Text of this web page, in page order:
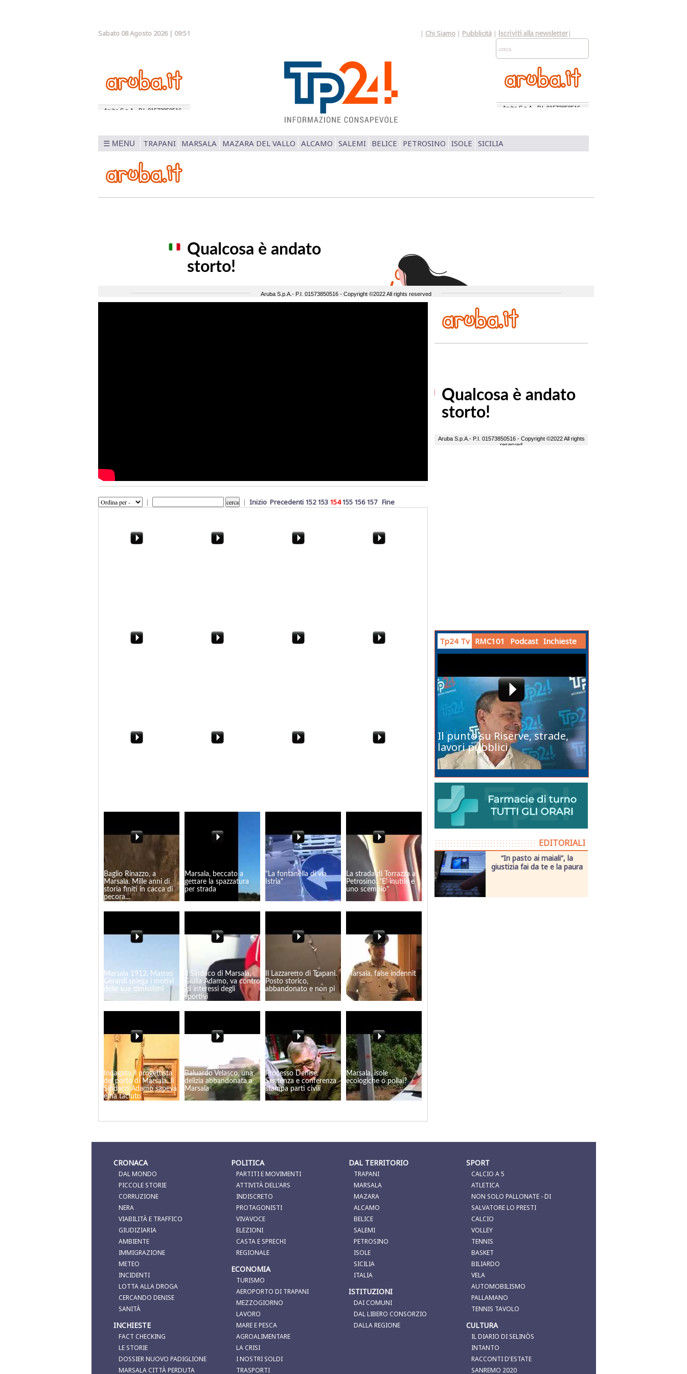
Sabato 08 Agosto 2026 | 09:51 | Chi Siamo | Pubblicità | Iscriviti alla newsletter |
☰ MENU TRAPANI MARSALA MAZARA DEL VALLO ALCAMO SALEMI BELICE PETROSINO ISOLE SICILIA
| | Inizio Precedenti 152 153 154 155 156 157 Fine
Baglio Rinazzo, a
Marsala. Mille anni di
storia finiti in cacca di
pecora...
Marsala, beccato a
gettare la spazzatura
per strada
"La fontanella di via
Istria"
La strada di Torrazza a
Petrosino. "E' inutile e
uno scempio"
Marsala 1912. Matteo
Gerardi spiega i motivi
delle sue dimissioni
Il Sindaco di Marsala,
Giulia Adamo, va contro
gli interessi degli
sportivi
Il Lazzaretto di Trapani.
Posto storico,
abbandonato e non pi
Marsala, false indennit
Indagato il progettista
del porto di Marsala. Il
Sindaco Adamo sapeva
e ha taciuto
Baluardo Velasco, una
delizia abbandonata a
Marsala
Processo Denise.
Sentenza e conferenza
stampa parti civili
Marsala, isole
ecologiche o pollai?
Tp24 Tv RMC101 Podcast Inchieste
Il punto su Riserve, strade,
lavori pubblici
EDITORIALI
“In pasto ai maiali”, la
giustizia fai da te e la paura
CRONACA
DAL MONDO
PICCOLE STORIE
CORRUZIONE
NERA
VIABILITÀ E TRAFFICO
GIUDIZIARIA
AMBIENTE
IMMIGRAZIONE
METEO
INCIDENTI
LOTTA ALLA DROGA
CERCANDO DENISE
SANITÀ
INCHIESTE
FACT CHECKING
LE STORIE
DOSSIER NUOVO PADIGLIONE
MARSALA CITTÀ PERDUTA
POLITICA
PARTITI E MOVIMENTI
ATTIVITÀ DELL'ARS
INDISCRETO
PROTAGONISTI
VIVAVOCE
ELEZIONI
CASTA E SPRECHI
REGIONALE
ECONOMIA
TURISMO
AEROPORTO DI TRAPANI
MEZZOGIORNO
LAVORO
MARE E PESCA
AGROALIMENTARE
LA CRISI
I NOSTRI SOLDI
TRASPORTI
DAL TERRITORIO
TRAPANI
MARSALA
MAZARA
ALCAMO
BELICE
SALEMI
PETROSINO
ISOLE
SICILIA
ITALIA
ISTITUZIONI
DAI COMUNI
DAL LIBERO CONSORZIO
DALLA REGIONE
SPORT
CALCIO A 5
ATLETICA
NON SOLO PALLONATE - DI
SALVATORE LO PRESTI
CALCIO
VOLLEY
TENNIS
BASKET
BILIARDO
VELA
AUTOMOBILISMO
PALLAMANO
TENNIS TAVOLO
CULTURA
IL DIARIO DI SELINÒS
INTANTO
RACCONTI D'ESTATE
SANREMO 2020